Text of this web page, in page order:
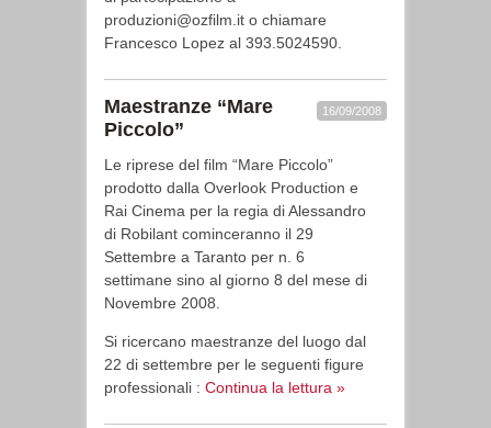
produzioni@ozfilm.it o chiamare
Francesco Lopez al 393.5024590.
16/09/2008
Maestranze “Mare
Piccolo”
Le riprese del film “Mare Piccolo”
prodotto dalla Overlook Production e
Rai Cinema per la regia di Alessandro
di Robilant cominceranno il 29
Settembre a Taranto per n. 6
settimane sino al giorno 8 del mese di
Novembre 2008.
Si ricercano maestranze del luogo dal
22 di settembre per le seguenti figure
professionali : Continua la lettura »